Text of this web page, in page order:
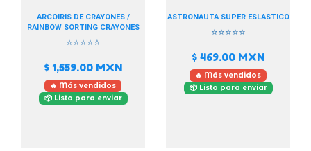
ARCOIRIS DE CRAYONES /
RAINBOW SORTING CRAYONES
⭐⭐⭐⭐⭐
$ 1,559.00 MXN
🔥 Más vendidos
📦 Listo para enviar
ASTRONAUTA SUPER ESLASTICO
⭐⭐⭐⭐⭐
$ 469.00 MXN
🔥 Más vendidos
📦 Listo para enviar